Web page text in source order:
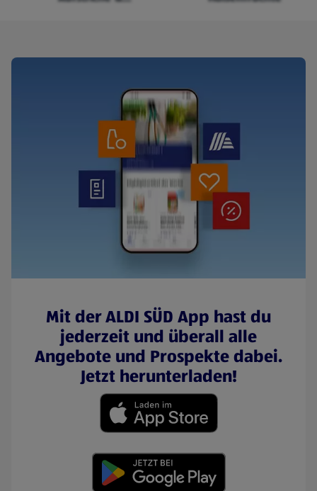
Mit der ALDI SÜD App hast du
jederzeit und überall alle
Angebote und Prospekte dabei.
Jetzt herunterladen!